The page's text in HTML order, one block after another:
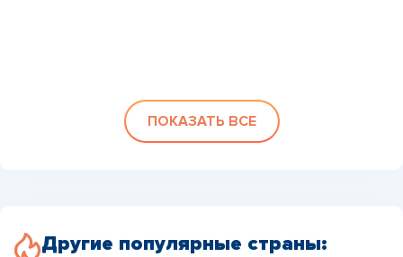
ПОКАЗАТЬ ВСЕ
Другие популярные страны: